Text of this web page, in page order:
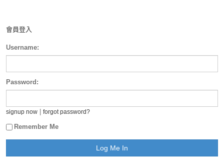
會員登入
Username:
Password:
signup now forgot password?
Remember Me